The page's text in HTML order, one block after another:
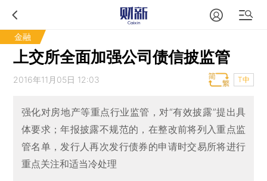
金融
上交所全面加强公司债信披监管
2016年11月05日 12:03 T中
强化对房地产等重点行业监管，对“有效披露”提出具
体要求；年报披露不规范的，在整改前将列入重点监
管名单，发行人再次发行债券的申请时交易所将进行
重点关注和适当冷处理